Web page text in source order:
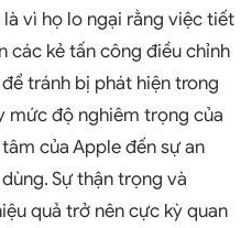
vì họ lo ngại rằng việc tiết
các kẻ tấn công điều chỉnh
tránh bị phát hiện trong
mức độ nghiêm trọng của
của Apple đến sự an
Sự thận trọng và
quả trở nên cực kỳ quan